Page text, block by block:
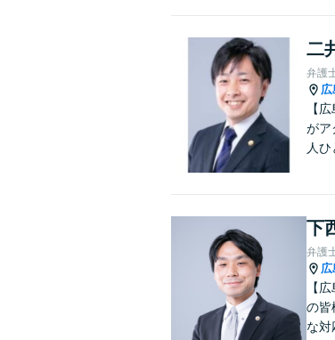
二
弁護
広
【
がア
人
下
弁護
広
【
の皆
な対